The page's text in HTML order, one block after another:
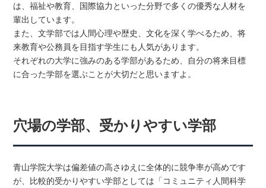
は、福祉や教育、国際協力といった分野で多くの優秀な人材を
輩出しています。
また、文学部では人間心理や歴史、文化を深く学べるため、将
来教育や公務員を目指す学生にも人気があります。
それぞれの大学に強みのある学部があるため、自分の将来目標
に合った学部を選ぶことが大切だと思いますよ。
穴場の学部、受かりやすい学部
青山学院大学は偏差値の高さゆえに全体的に競争率が高めです
が、比較的受かりやすい学部としては「コミュニティ人間科学